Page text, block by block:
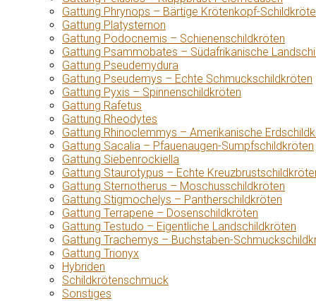
Gattung Phrynops – Bärtige Krötenkopf-
Gattung Platysternon
Gattung Podocnemis – Schienenschildkröten
Gattung Psammobates – Südafrikanische
Gattung Pseudemydura
Gattung Pseudemys – Echte Schmuckschildkröten
Gattung Pyxis – Spinnenschildkröten
Gattung Rafetus
Gattung Rheodytes
Gattung Rhinoclemmys – Amerikanische
Gattung Sacalia – Pfauenaugen-Sumpfschildkröten
Gattung Siebenrockiella
Gattung Staurotypus – Echte
Gattung Sternotherus – Moschusschildkröten
Gattung Stigmochelys – Pantherschildkröten
Gattung Terrapene – Dosenschildkröten
Gattung Testudo – Eigentliche Landschildkröten
Gattung Trachemys – Buchstaben-
Gattung Trionyx
Hybriden
Schildkrötenschmuck
Sonstiges